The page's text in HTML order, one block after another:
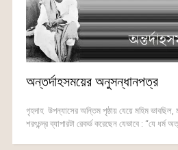
অন্তর্দাহসময়ের অনুসন্ধানপত্র
গৃহদাহ উপন্যাসের অন্তিম পৃষ্ঠায় যেয়ে মহিম ভাবছিল,
শরৎচন্দ্র ব্যাপারটা রেকর্ড করেছেন যেভাবে : “যে ধর্ম